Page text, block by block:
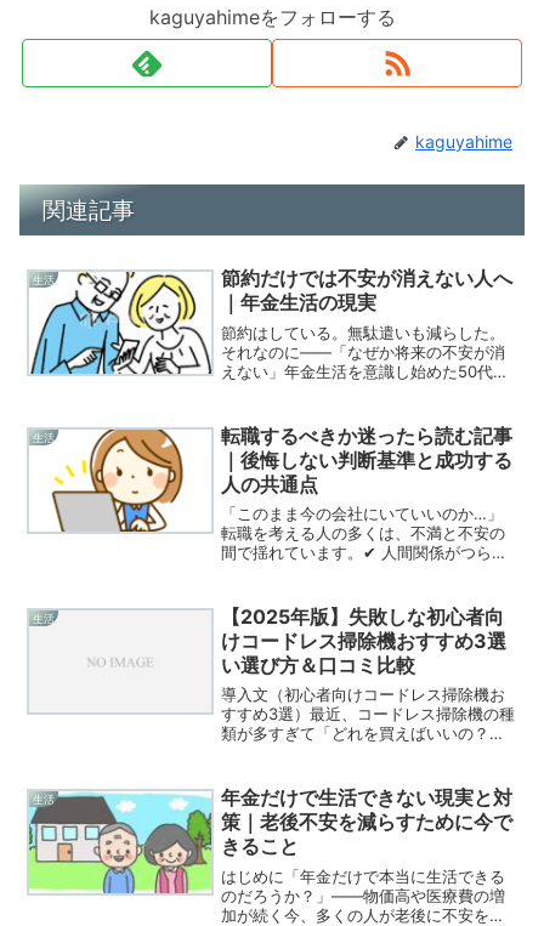
kaguyahimeをフォローする
kaguyahime
関連記事
生活
節約だけでは不安が消えない人へ
｜年金生活の現実
節約はしている。無駄遣いも減らした。
それなのに――「なぜか将来の不安が消
えない」年金生活を意識し始めた50代・
消えない本当の理由と、年金生活の現実
的な考え方を、正直に...
生活
転職するべきか迷ったら読む記事
｜後悔しない判断基準と成功する
人の共通点
「このまま今の会社にいていいのか…」
転職を考える人の多くは、不満と不安の
間で揺れています。✔ 人間関係がつらい
行くのが苦痛でも同時に、「転職して失
敗したらどうし...
生活
【2025年版】失敗しな初心者向
けコードレス掃除機おすすめ3選
い選び方＆口コミ比較
導入文（初心者向けコードレス掃除機お
すすめ3選）最近、コードレス掃除機の種
類が多すぎて「どれを買えばいいの？」
使いやすくコスパの良いコードレス掃除
機を厳選して紹介し...
生活
年金だけで生活できない現実と対
策｜老後不安を減らすために今で
きること
はじめに「年金だけで本当に生活できる
のだろうか？」――物価高や医療費の増
加が続く今、多くの人が老後に不安を感